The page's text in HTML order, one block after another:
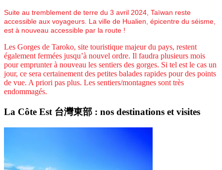
Suite au tremblement de terre du 3 avril 2024, Taïwan reste
accessible aux voyageurs. La ville de Hualien, épicentre du séisme,
est à nouveau accessible par la route !
Les Gorges de Taroko, site touristique majeur du pays, restent
également fermées jusqu’à nouvel ordre. Il faudra plusieurs mois
pour emprunter à nouveau les sentiers des gorges. Si tel est le cas un
jour, ce sera certainement des petites balades rapides pour des points
de vue. A priori pas plus. Les sentiers/montagnes sont très
endommagés.
La Côte Est 台灣東部 : nos destinations et visites